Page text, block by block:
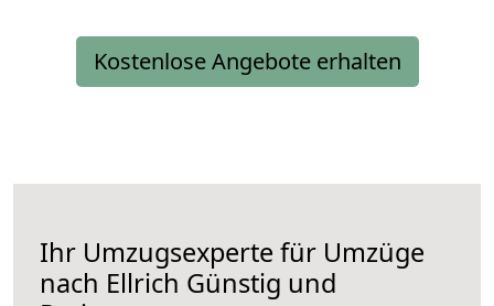
Kostenlose Angebote erhalten
Ihr Umzugsexperte für Umzüge
nach Ellrich Günstig und